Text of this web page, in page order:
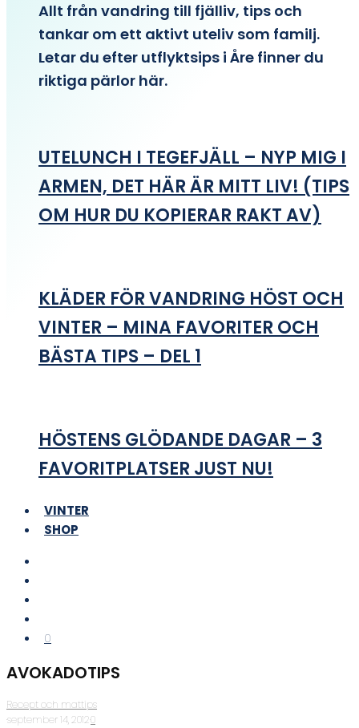
Allt från vandring till fjälliv, tips och
tankar om ett aktivt uteliv som familj.
Letar du efter utflyktsips i Åre finner du
riktiga pärlor här.
UTELUNCH I TEGEFJÄLL – NYP MIG I
ARMEN, DET HÄR ÄR MITT LIV! (TIPS
OM HUR DU KOPIERAR RAKT AV)
KLÄDER FÖR VANDRING HÖST OCH
VINTER – MINA FAVORITER OCH
BÄSTA TIPS – DEL 1
HÖSTENS GLÖDANDE DAGAR – 3
FAVORITPLATSER JUST NU!
VINTER
SHOP
0
AVOKADOTIPS
Recept och mattips
·september 14, 2012·0